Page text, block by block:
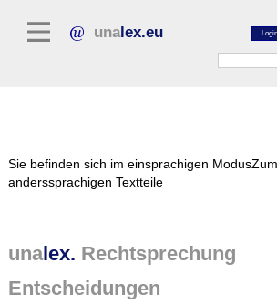
unalex.eu
Normtexte
Sie befinden sich im einsprachigen Modus
anderssprachigen Textteile
unalex. Rechtsprechung
Entscheidungen